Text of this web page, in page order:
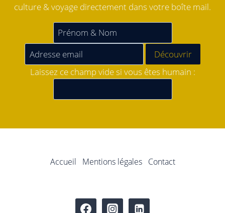
culture & voyage directement dans votre boîte mail.
Laissez ce champ vide si vous êtes humain :
Accueil Mentions légales Contact